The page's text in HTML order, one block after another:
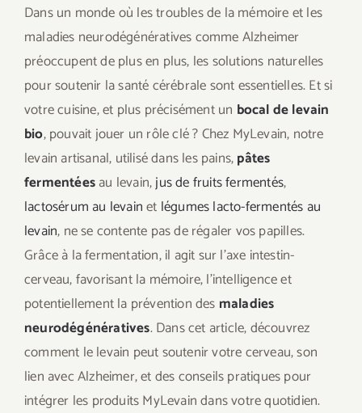
Dans un monde où les troubles de la mémoire et les
maladies neurodégénératives comme Alzheimer
préoccupent de plus en plus, les solutions naturelles
pour soutenir la santé cérébrale sont essentielles. Et si
votre cuisine, et plus précisément un bocal de levain
bio, pouvait jouer un rôle clé ? Chez MyLevain, notre
levain artisanal, utilisé dans les pains,pâtes
fermentéesau levain,jus de fruits fermentés,
lactosérum au levainet légumes lacto-fermentés au
levain, ne se contente pas de régaler vos papilles.
Grâce à la fermentation, il agit sur l’axe intestin-
cerveau, favorisant la mémoire, l’intelligence et
potentiellement la prévention des maladies
neurodégénératives. Dans cet article, découvrez
comment le levain peut soutenir votre cerveau, son
lien avec Alzheimer, et des conseils pratiques pour
intégrer les produits MyLevain dans votre quotidien.